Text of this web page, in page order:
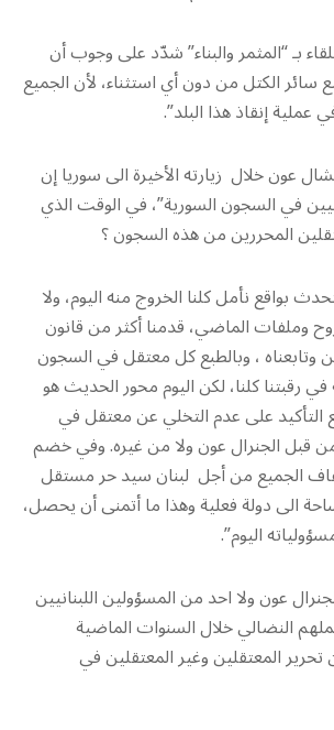
بـ “المثمر والبناء” شدّد على وجوب أن
سائر الكتل من دون أي استثناء، لأن الجميع
إنقاذ هذا البلد”.
عون خلال زيارته الأخيرة الى سوريا إن
في السجون السورية”، في الوقت الذي
المحررين من هذه السجون ؟
بواقع نأمل كلنا الخروج منه اليوم، ولا
وملفات الماضي، قدمنا أكثر من قانون
وتابعناه ، وبالطبع كل معتقل في السجون
رقبتنا كلنا، لكن اليوم محور الحديث هو
التأكيد على عدم التخلي عن معتقل في
قبل الجنرال عون ولا من غيره. وفي خضم
الجميع من أجل لبنان سيد حر مستقل
الى دولة فعلية وهذا ما أتمنى أن يحصل،
اليوم”.
عون ولا احد من المسؤولين اللبنانيين
النضالي خلال السنوات الماضية
المعتقلين وغير المعتقلين في